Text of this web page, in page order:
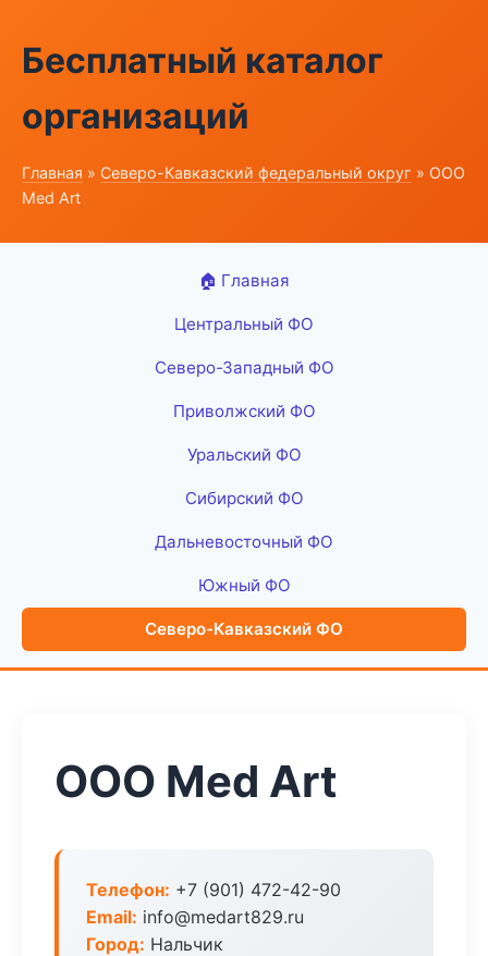
Бесплатный каталог
организаций
Главная » Северо-Кавказский федеральный округ » ООО
Med Art
🏠 Главная
Центральный ФО
Северо-Западный ФО
Приволжский ФО
Уральский ФО
Сибирский ФО
Дальневосточный ФО
Южный ФО
Северо-Кавказский ФО
ООО Med Art
Телефон: +7 (901) 472-42-90
Email: info@medart829.ru
Город: Нальчик